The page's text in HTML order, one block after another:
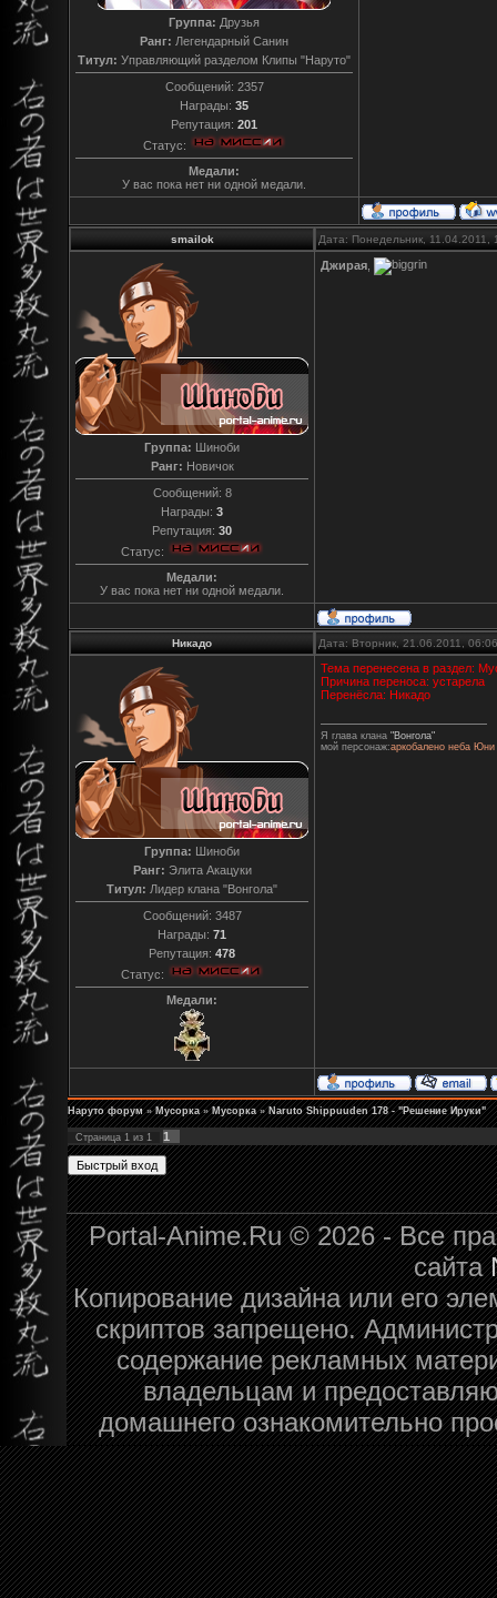
Группа: Друзья
Ранг: Легендарный Санин
Титул: Управляющий разделом Клипы "Наруто"
Сообщений: 2357
Награды: 35
Репутация: 201
Статус:
Медали:
У вас пока нет ни одной медали.
smailok Дата: Понедельник,
Группа: Шиноби
Ранг: Новичок
Сообщений: 8
Награды: 3
Репутация: 30
Статус:
Медали:
У вас пока нет ни одной медали.
Джирая
Никадо Дата: Вторник, 21.06.2011,
Группа: Шиноби
Ранг: Элита Акацуки
Титул: Лидер клана "Вонгола"
Сообщений: 3487
Награды: 71
Репутация: 478
Статус:
Медали:
Тема перенесена в раздел:
Причина переноса: устарела
Перенёсла: Никадо
Я глава клана "Вонгола"
мой персонаж:аркобалено неба Юни
Наруто форум » Мусорка » Мусорка » Naruto Shippuuden 178 - "Решение Ируки"
Страница 1 из 1 1
Portal-Anime.Ru © 2026 - Все
сайта
Копирование дизайна или его
скриптов запрещено.
содержание рекламных
владельцам и
домашнего ознакомительно